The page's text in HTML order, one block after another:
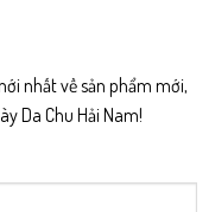
nhất về sản phẩm mới,
Da Chu Hải Nam!